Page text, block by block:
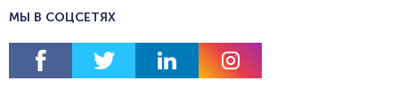
МЫ В СОЦСЕТЯХ